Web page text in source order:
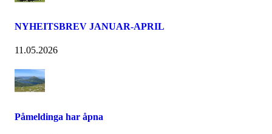
NYHEITSBREV JANUAR-APRIL
11.05.2026
Påmeldinga har åpna